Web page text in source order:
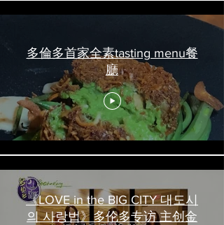
多倫多首家全素tasting menu餐
廳
《LOVE in the BIG CITY 대도시
의 사랑법》多伦多专访 主创金